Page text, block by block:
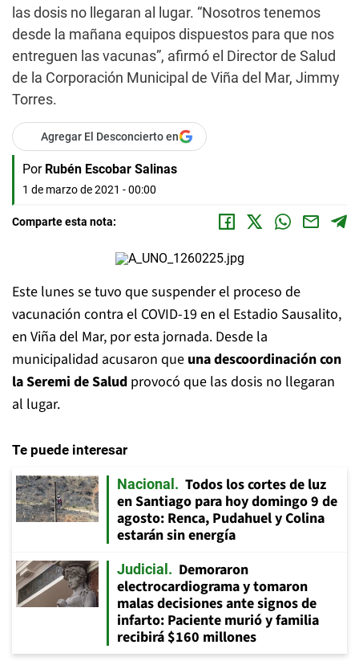
las dosis no llegaran al lugar. “Nosotros tenemos
desde la mañana equipos dispuestos para que nos
entreguen las vacunas”, afirmó el Director de Salud
de la Corporación Municipal de Viña del Mar, Jimmy
Torres.
Agregar El Desconcierto en
Por Rubén Escobar Salinas
1 de marzo de 2021 - 00:00
Comparte esta nota:
Este lunes se tuvo que suspender el proceso de
vacunación contra el COVID-19 en el Estadio Sausalito,
en Viña del Mar, por esta jornada. Desde la
municipalidad acusaron que una descoordinación con
la Seremi de Salud provocó que las dosis no llegaran
al lugar.
Te puede interesar
Nacional
Todos los cortes de luz
en Santiago para hoy domingo 9 de
agosto: Renca, Pudahuel y Colina
estarán sin energía
Judicial
Demoraron
electrocardiograma y tomaron
malas decisiones ante signos de
infarto: Paciente murió y familia
recibirá $160 millones